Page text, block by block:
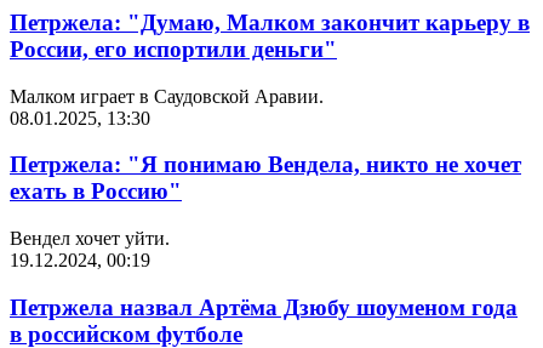
Петржела: "Думаю, Малком закончит карьеру в
России, его испортили деньги"
Малком играет в Саудовской Аравии.
08.01.2025, 13:30
Петржела: "Я понимаю Вендела, никто не хочет
ехать в Россию"
Вендел хочет уйти.
19.12.2024, 00:19
Петржела назвал Артёма Дзюбу шоуменом года
в российском футболе